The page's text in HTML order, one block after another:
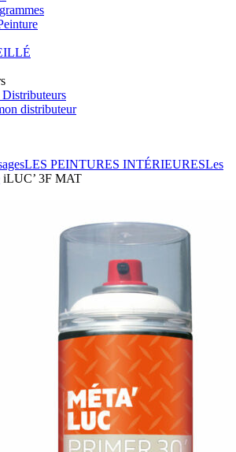
Distributeurs
distributeur
LES PEINTURES INTÉRIEURESLes
iLUC’ 3F MAT